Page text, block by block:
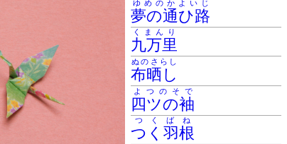
夢の通ひ路
ゆめのかよいじ
九万里
くまんり
布晒し
ぬのさらし
四ツの袖
よつのそで
つく羽根
つくばね